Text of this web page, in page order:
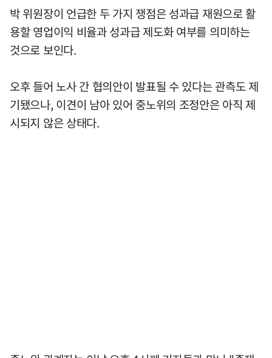
박 위원장이 언급한 두 가지 쟁점은 성과급 재원으로 활
용할 영업이익 비율과 성과급 제도화 여부를 의미하는
것으로 보인다.
오후 들어 노사 간 협의안이 발표될 수 있다는 관측도 제
기됐으나, 이견이 남아 있어 중노위의 조정안은 아직 제
시되지 않은 상태다.